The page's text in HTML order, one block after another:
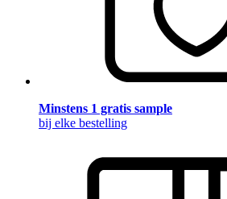
Minstens 1 gratis sample
bij elke bestelling